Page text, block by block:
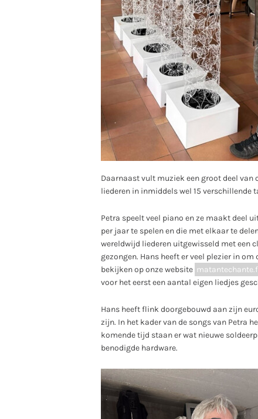
Daarnaast vult muziek een groot deel
liederen in inmiddels wel 15 verschillende
Petra speelt veel piano en ze maakt deel
per jaar te spelen en die met elkaar te
wereldwijd liederen uitgewisseld met een
gezongen. Hans heeft er veel plezier in
bekijken op onze website
voor het eerst een aantal eigen liedjes
Hans heeft flink doorgebouwd aan zijn
zijn. In het kader van de songs van Petra
komende tijd staan er wat nieuwe
benodigde hardware.